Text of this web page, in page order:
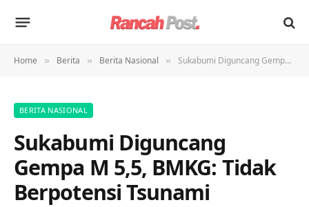
Home » Berita » Berita Nasional » Sukabumi Diguncang Gempa M 5,5, BMKG: Tidak Berpotensi Tsunami
BERITA NASIONAL
Sukabumi Diguncang
Gempa M 5,5, BMKG: Tidak
Berpotensi Tsunami